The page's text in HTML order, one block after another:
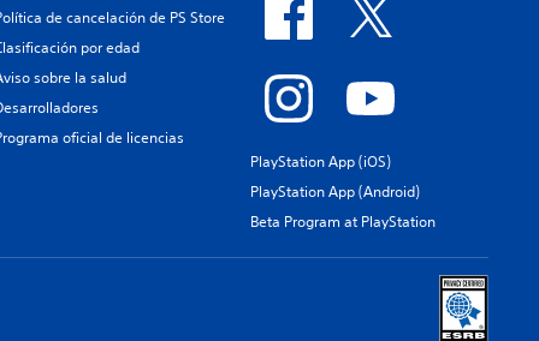
de cancelación de PS Store
por edad
sobre la salud
oficial de licencias
PlayStation App (iOS)
PlayStation App (Android)
Beta Program at PlayStation